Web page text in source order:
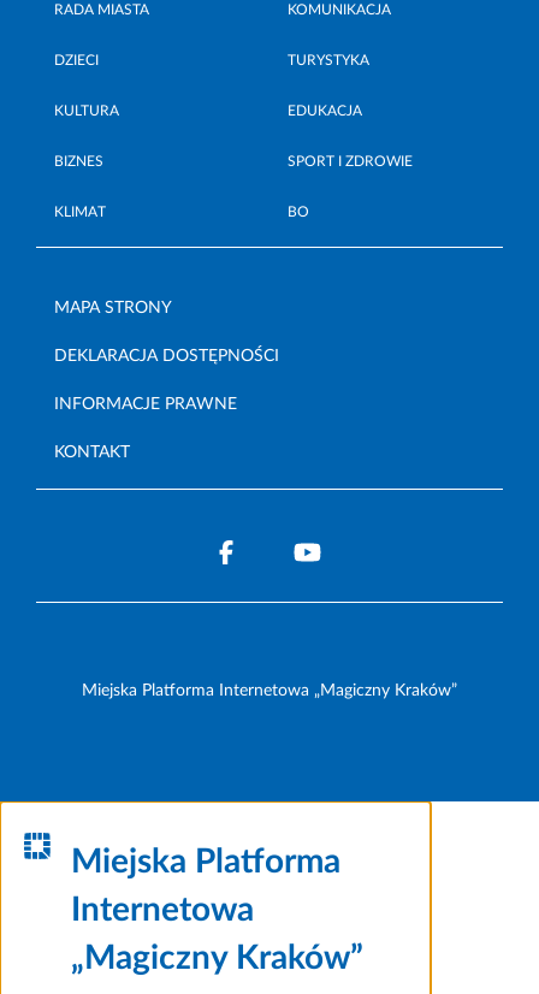
RADA MIASTA KOMUNIKACJA
DZIECI TURYSTYKA
KULTURA EDUKACJA
BIZNES SPORT I ZDROWIE
KLIMAT BO
MAPA STRONY
DEKLARACJA DOSTĘPNOŚCI
INFORMACJE PRAWNE
KONTAKT
Miejska Platforma Internetowa „Magiczny Kraków”
Miejska Platforma
Internetowa
„Magiczny Kraków”